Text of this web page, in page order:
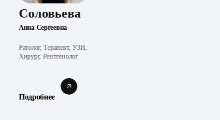
Соловьева
Анна Сергеевна
Ратолог, Терапевт, УЗИ,
Хирург, Рентгенолог
Подробнее